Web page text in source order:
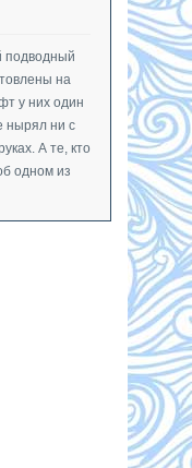
подводный
на
у них один
нырял ни с
А те, кто
одном из